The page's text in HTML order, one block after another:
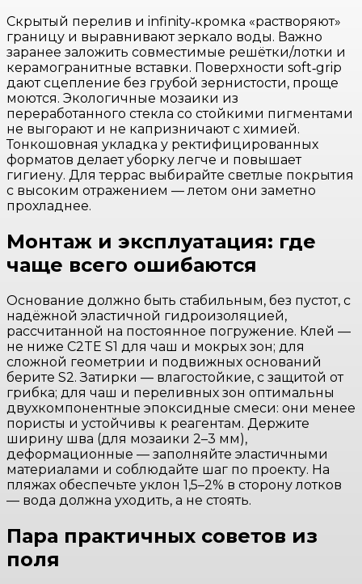
Скрытый перелив и infinity‑кромка «растворяют»
границу и выравнивают зеркало воды. Важно
заранее заложить совместимые решётки/лотки и
керамогранитные вставки. Поверхности soft‑grip
дают сцепление без грубой зернистости, проще
моются. Экологичные мозаики из
переработанного стекла со стойкими пигментами
не выгорают и не капризничают с химией.
Тонкошовная укладка у ректифицированных
форматов делает уборку легче и повышает
гигиену. Для террас выбирайте светлые покрытия
с высоким отражением — летом они заметно
прохладнее.
Монтаж и эксплуатация: где
чаще всего ошибаются
Основание должно быть стабильным, без пустот, с
надёжной эластичной гидроизоляцией,
рассчитанной на постоянное погружение. Клей —
не ниже C2TE S1 для чаш и мокрых зон; для
сложной геометрии и подвижных оснований
берите S2. Затирки — влагостойкие, с защитой от
грибка; для чаш и переливных зон оптимальны
двухкомпонентные эпоксидные смеси: они менее
пористы и устойчивы к реагентам. Держите
ширину шва (для мозаики 2–3 мм),
деформационные — заполняйте эластичными
материалами и соблюдайте шаг по проекту. На
пляжах обеспечьте уклон 1,5–2% в сторону лотков
— вода должна уходить, а не стоять.
Пара практичных советов из
поля